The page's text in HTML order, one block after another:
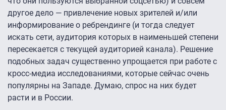
другое дело — привлечение новых зрителей и/или
информирование о ребрендинге (и тогда следует
искать сети, аудитория которых в наименьшей степени
пересекается с текущей аудиторией канала). Решение
подобных задач существенно упрощается при работе с
кросс-медиа исследованиями, которые сейчас очень
популярны на Западе. Думаю, спрос на них будет
расти и в России.